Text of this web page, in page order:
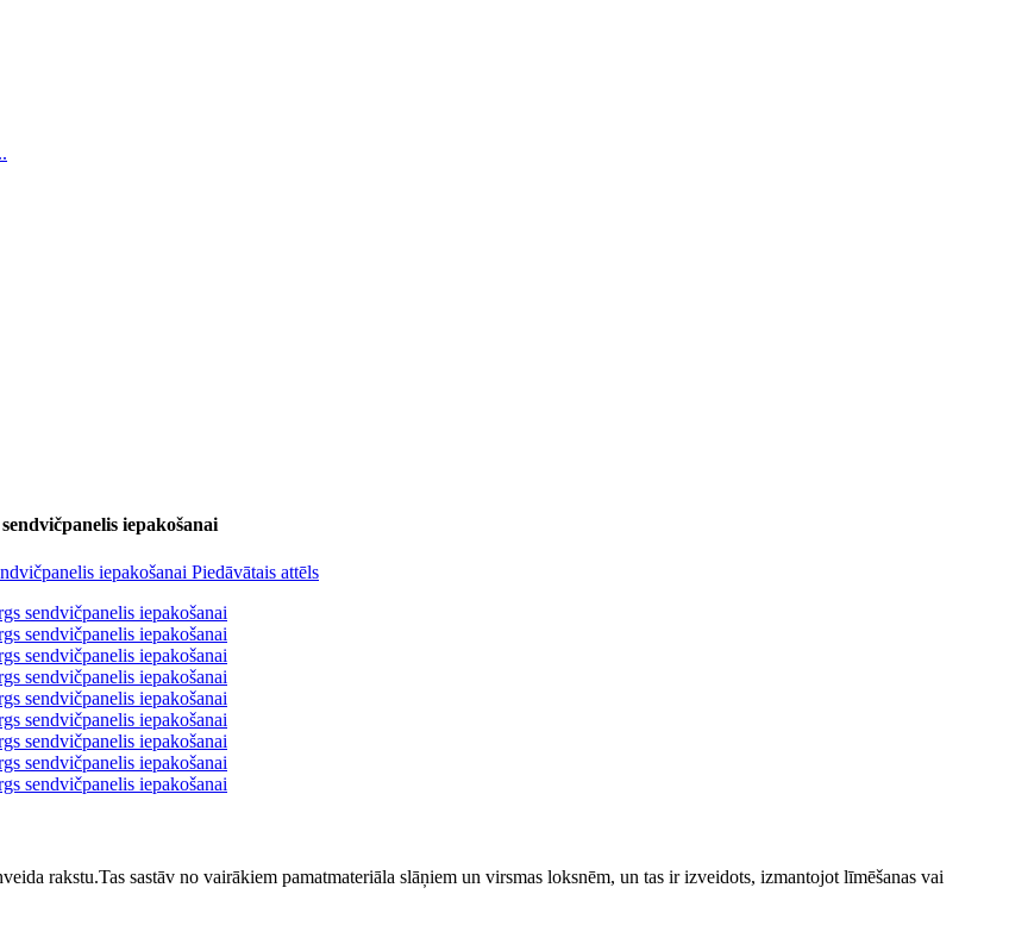
iepakošanai
rakstu.Tas sastāv no vairākiem pamatmateriāla slāņiem un virsmas loksnēm, un tas ir izveidots, izmantojot līmēšanas vai